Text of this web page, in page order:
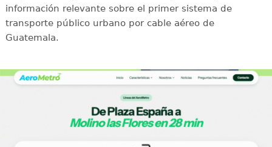
información relevante sobre el primer sistema de
transporte público urbano por cable aéreo de
Guatemala.